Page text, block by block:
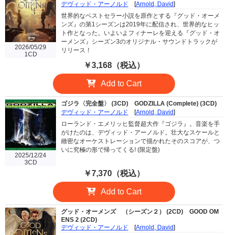
2026/05/29
1CD
デヴィッド・アーノルド [Arnold, David]
世界的なベストセラー小説を原作とする『グッド・オーメ
ンズ』の第1シーズンは2019年に配信され、世界的なヒッ
ト作となった。いよいよフィナーレを迎える『グッド・オ
ーメンズ』シーズン3のオリジナル・サウンドトラックが
リリース！
￥3,168（税込）
Add to Cart
2025/12/24
3CD
ゴジラ〈完全盤〉 (3CD)
GODZILLA (Complete) (3CD)
デヴィッド・アーノルド [Arnold, David]
ローランド・エメリッヒ監督超大作『ゴジラ』。音楽を手
がけたのは、デヴィッド・アーノルド。壮大なスケールと
緻密なオーケストレーションで描かれたそのスコアが、つ
いに究極の形で帰ってくる! (限定盤)
￥7,370（税込）
Add to Cart
グッド・オーメンズ （シーズン２） (2CD)
GOOD OM
ENS 2 (2CD)
デヴィッド・アーノルド [Arnold, David]